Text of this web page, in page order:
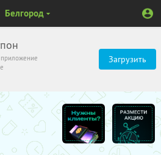
Загрузить
Белгород